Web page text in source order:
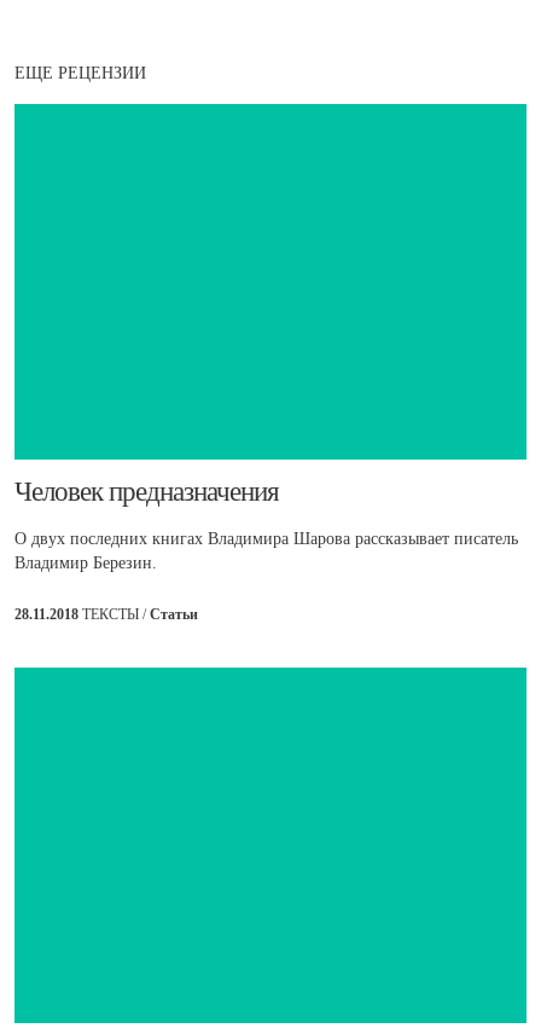
ЕЩЕ РЕЦЕНЗИИ
​Человек предназначения
О двух последних книгах Владимира Шарова рассказывает писатель
Владимир Березин.
28.11.2018 ТЕКСТЫ /Статьи